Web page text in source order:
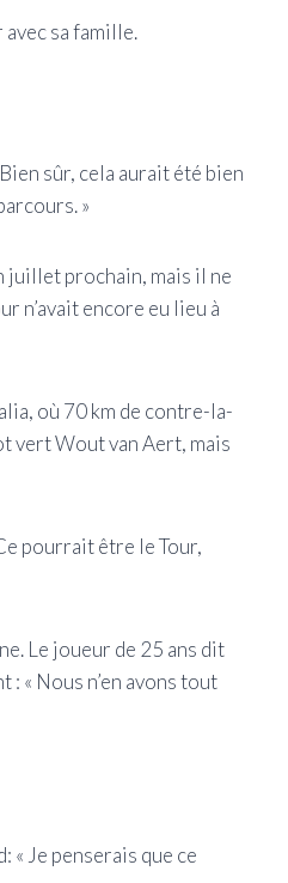
sa famille.
sûr, cela aurait été bien
»
juillet prochain, mais il ne
n’avait encore eu lieu à
où 70 km de contre-la-
vert Wout van Aert, mais
pourrait être le Tour,
Le joueur de 25 ans dit
« Nous n’en avons tout
« Je penserais que ce